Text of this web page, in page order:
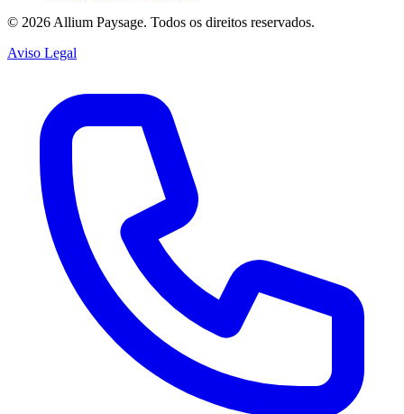
© 2026 Allium Paysage. Todos os direitos reservados.
Aviso Legal